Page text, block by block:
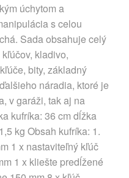
úchytom a
s celou
Sada obsahuje celý
kladivo,
bity, základný
náradia, ktoré je
v garáži, tak aj na
kufríka: 36 cm dĺžka
kg Obsah kufríka: 1.
1 x nastaviteľný kľúč
1 x kliešte predĺžené